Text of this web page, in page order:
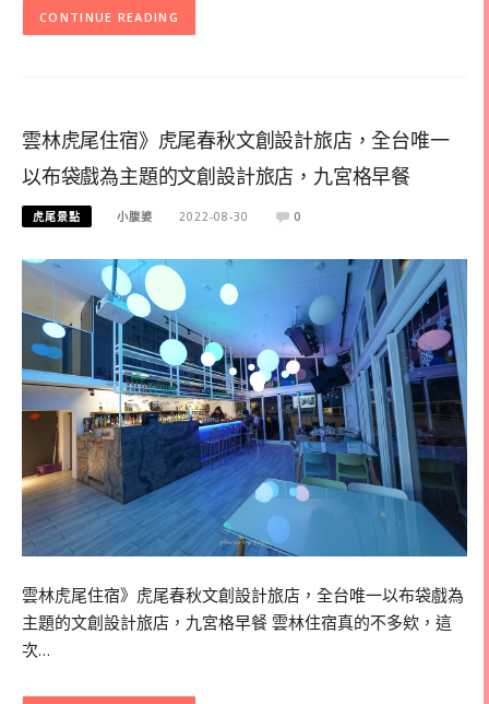
CONTINUE READING
雲林虎尾住宿》虎尾春秋文創設計旅店，全台唯一
以布袋戲為主題的文創設計旅店，九宮格早餐
虎尾景點 小腹婆 2022-08-30 0
雲林虎尾住宿》虎尾春秋文創設計旅店，全台唯一以布袋戲為
主題的文創設計旅店，九宮格早餐 雲林住宿真的不多欸，這
次…